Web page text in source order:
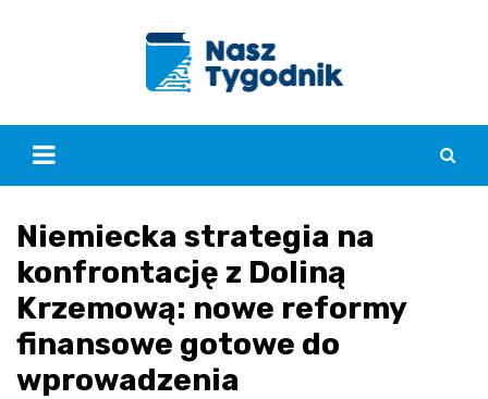
Niemiecka strategia na
konfrontację z Doliną
Krzemową: nowe reformy
finansowe gotowe do
wprowadzenia